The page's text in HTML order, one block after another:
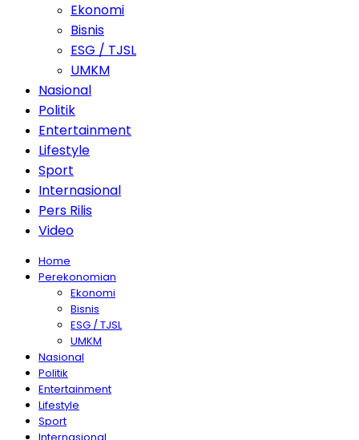
Ekonomi
Bisnis
ESG / TJSL
UMKM
Nasional
Politik
Entertainment
Lifestyle
Sport
Internasional
Pers Rilis
Video
Home
Perekonomian
Ekonomi
Bisnis
ESG / TJSL
UMKM
Nasional
Politik
Entertainment
Lifestyle
Sport